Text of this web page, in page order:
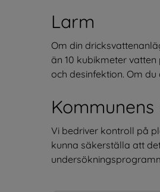
Larm
Om din
än 10 kubikmeter
och desinfektion. Om
Vi bedriver kontroll på
kunna säkerställa att